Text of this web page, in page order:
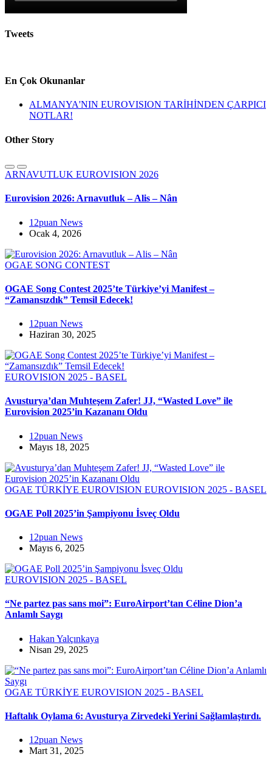
Tweets
En Çok Okunanlar
ALMANYA'NIN EUROVISION TARİHİNDEN ÇARPICI
NOTLAR!
Other Story
ARNAVUTLUK EUROVISION 2026
Eurovision 2026: Arnavutluk – Alis – Nân
12puan News
Ocak 4, 2026
OGAE SONG CONTEST
OGAE Song Contest 2025’te Türkiye’yi Manifest –
“Zamansızdık” Temsil Edecek!
12puan News
Haziran 30, 2025
EUROVISION 2025 - BASEL
Avusturya’dan Muhteşem Zafer! JJ, “Wasted Love” ile
Eurovision 2025’in Kazananı Oldu
12puan News
Mayıs 18, 2025
OGAE TÜRKİYE EUROVISION EUROVISION 2025 - BASEL
OGAE Poll 2025’in Şampiyonu İsveç Oldu
12puan News
Mayıs 6, 2025
EUROVISION 2025 - BASEL
“Ne partez pas sans moi”: EuroAirport’tan Céline Dion’a
Anlamlı Saygı
Hakan Yalçınkaya
Nisan 29, 2025
OGAE TÜRKİYE EUROVISION 2025 - BASEL
Haftalık Oylama 6: Avusturya Zirvedeki Yerini Sağlamlaştırdı.
12puan News
Mart 31, 2025